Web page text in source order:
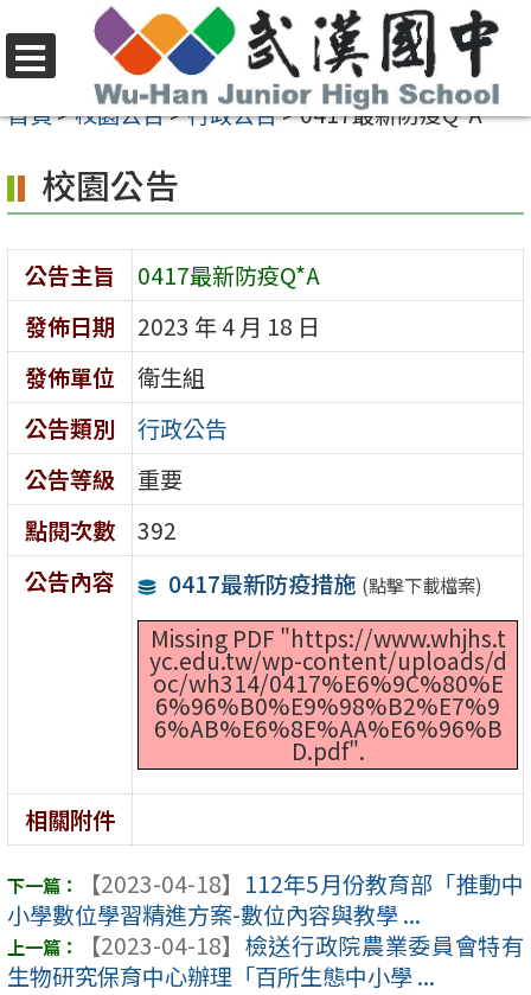
至
內
容
區
選
單
首頁>校園公告>行政公告>0417最新防疫Q*A
校園公告
公告主旨
0417最新防疫Q*A
發佈日期
2023 年 4 月 18 日
發佈單位
衛生組
公告類別
行政公告
公告等級
重要
點閱次數
392
公告內容
0417最新防疫措施 (點擊下載檔案)
Missing PDF "https://www.whjhs.t
yc.edu.tw/wp-content/uploads/d
oc/wh314/0417%E6%9C%80%E
6%96%B0%E9%98%B2%E7%9
6%AB%E6%8E%AA%E6%96%B
D.pdf".
相關附件
【2023-04-18】 112年5月份教育部「推動中
小學數位學習精進方案-數位內容與教學 ...
【2023-04-18】 檢送行政院農業委員會特有
生物研究保育中心辦理「百所生態中小學 ...